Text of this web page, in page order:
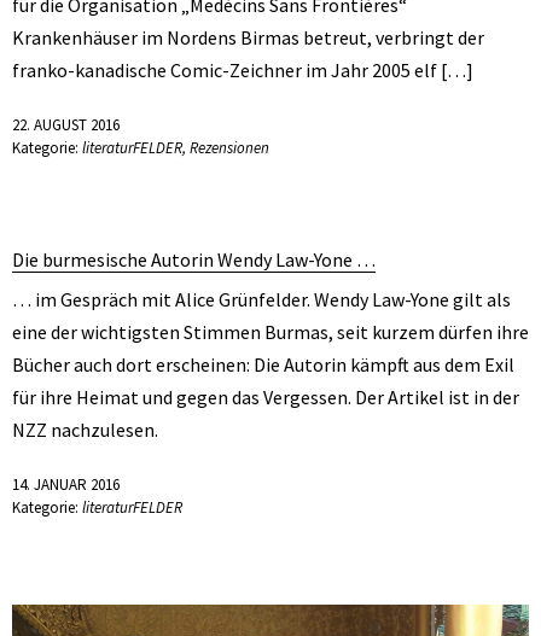
Krankenhäuser im Nordens Birmas betreut, verbringt der
franko-kanadische Comic-Zeichner im Jahr 2005 elf […]
22. AUGUST 2016
Kategorie: literaturFELDER, Rezensionen
Die burmesische Autorin Wendy Law-Yone …
… im Gespräch mit Alice Grünfelder. Wendy Law-Yone gilt als
eine der wichtigsten Stimmen Burmas, seit kurzem dürfen ihre
Bücher auch dort erscheinen: Die Autorin kämpft aus dem Exil
für ihre Heimat und gegen das Vergessen. Der Artikel ist in der
NZZ nachzulesen.
14. JANUAR 2016
Kategorie: literaturFELDER